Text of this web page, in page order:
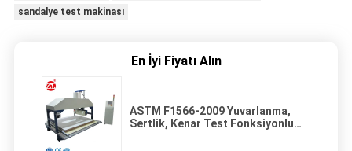
sandalye test makinası
En İyi Fiyatı Alın
ASTM F1566-2009 Yuvarlanma,
Sertlik, Kenar Test Fonksiyonlu